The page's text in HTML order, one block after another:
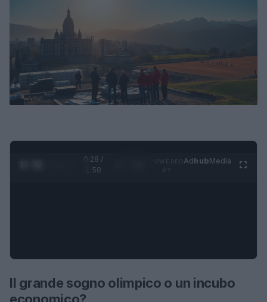
0:28 /
1:50
AdhubMedia
Il grande sogno olimpico o un incubo
economico?